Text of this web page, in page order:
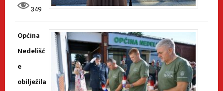
349
Općina
Nedelišć
e
obilježila